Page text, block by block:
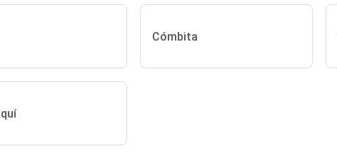
Cómbita